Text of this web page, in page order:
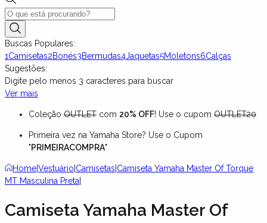
Buscas Populares:
1Camisetas2Bonés3Bermudas4Jaquetas5Moletons6Calças
Sugestões:
Digite pelo menos 3 caracteres para buscar
Ver mais
Coleção OUTLET com 20% OFF! Use o cupom OUTLET20
Primeira vez na Yamaha Store? Use o Cupom
"PRIMEIRACOMPRA"
HomeVestuário Camisetas Camiseta Yamaha Master Of Torque
MT Masculina Preta
Camiseta Yamaha Master Of